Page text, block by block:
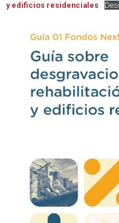
y edificios residenciales